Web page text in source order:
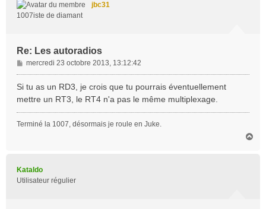
jbc31
1007iste de diamant
Re: Les autoradios
M
e
s
a
g
e
mercredi 23 octobre 2013, 13:12:42
Si tu as un RD3, je crois que tu pourrais éventuellement
mettre un RT3, le RT4 n'a pas le même multiplexage.
Terminé la 1007, désormais je roule en Juke.
Kataldo
Utilisateur régulier